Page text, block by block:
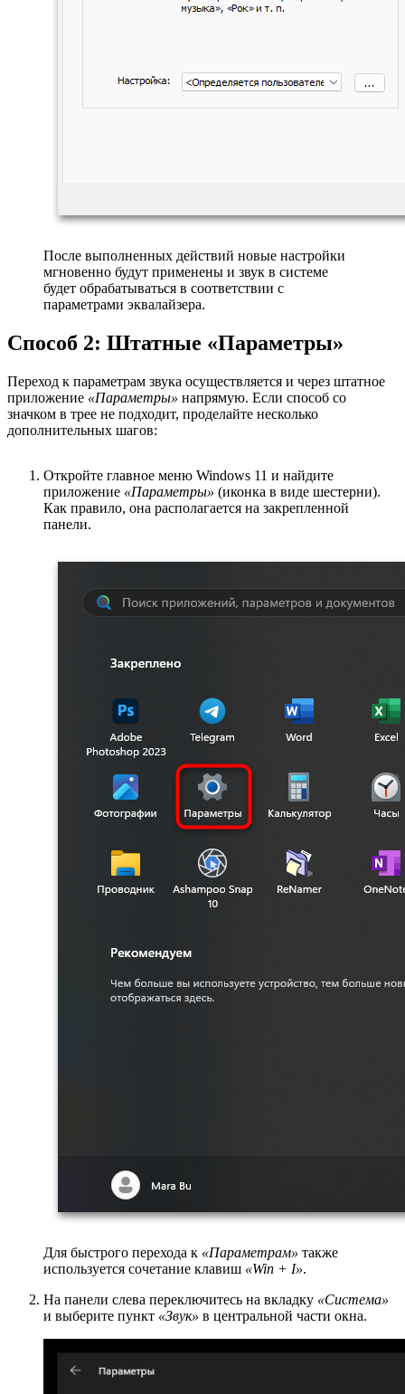
После выполненных действий новые настройки
мгновенно будут применены и звук в системе
будет обрабатываться в соответствии с
параметрами эквалайзера.
Способ 2: Штатные «Параметры»
Переход к параметрам звука осуществляется и через штатное
приложение «Параметры» напрямую. Если способ со
значком в трее не подходит, проделайте несколько
дополнительных шагов:
Откройте главное меню Windows 11 и найдите
приложение «Параметры» (иконка в виде шестерни).
Как правило, она располагается на закрепленной
панели.
Для быстрого перехода к «Параметрам» также
используется сочетание клавиш «Win + I».
На панели слева переключитесь на вкладку «Система»
и выберите пункт «Звук» в центральной части окна.